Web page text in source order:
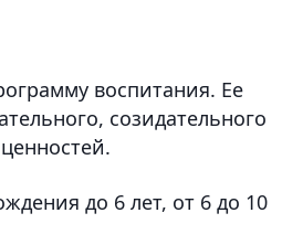
воспитания. Ее
созидательного
до 6 лет, от 6 до 10